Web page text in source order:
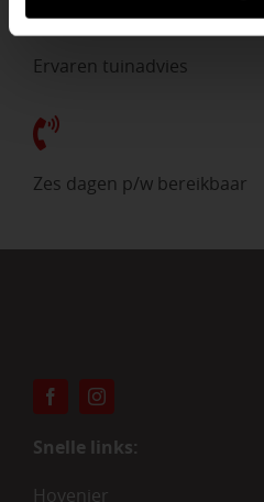
Ervaren tuinadvies
Zes dagen p/w bereikbaar
Snelle links:
Hovenier